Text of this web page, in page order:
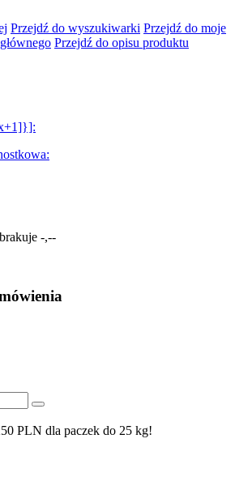
Przejdź do wyszukiwarki Przejdź do moje
Przejdź do opisu produktu
-,--
PLN dla paczek do 25 kg!